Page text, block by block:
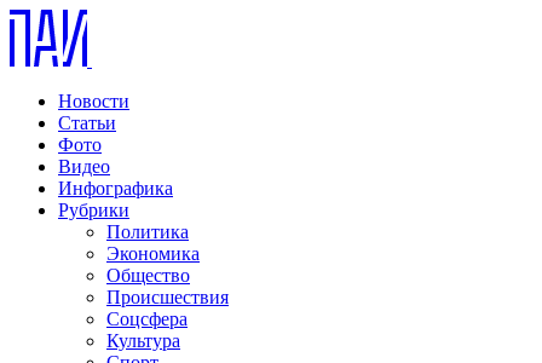
Новости
Статьи
Фото
Видео
Инфографика
Рубрики
Политика
Экономика
Общество
Происшествия
Соцсфера
Культура